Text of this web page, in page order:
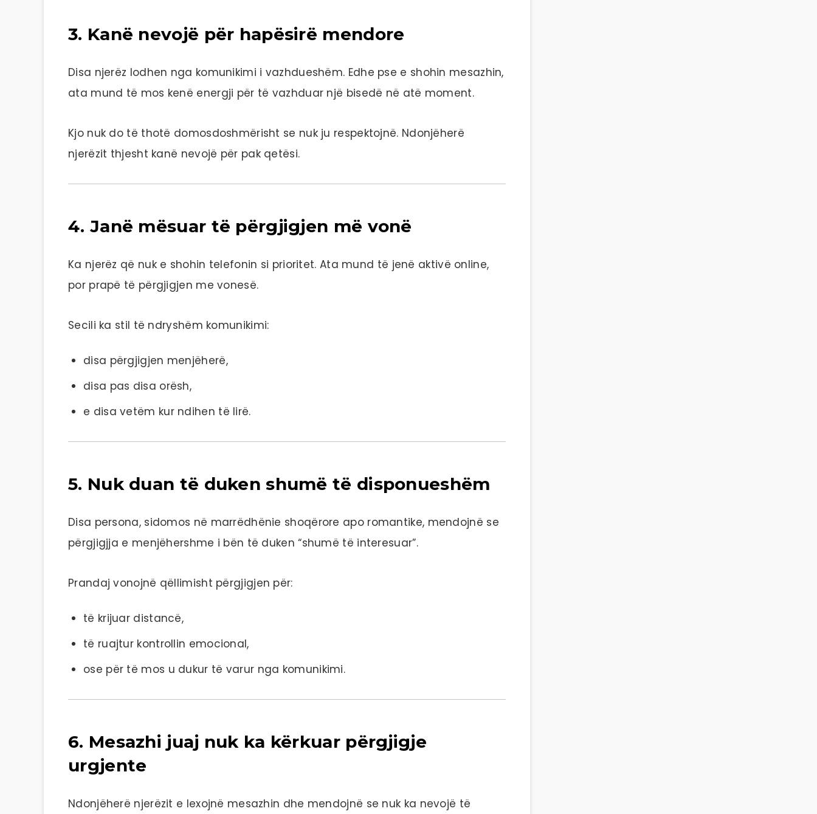
3. Kanë nevojë për hapësirë mendore
Disa njerëz lodhen nga komunikimi i vazhdueshëm. Edhe pse e shohin mesazhin,
ata mund të mos kenë energji për të vazhduar një bisedë në atë moment.
Kjo nuk do të thotë domosdoshmërisht se nuk ju respektojnë. Ndonjëherë
njerëzit thjesht kanë nevojë për pak qetësi.
4. Janë mësuar të përgjigjen më vonë
Ka njerëz që nuk e shohin telefonin si prioritet. Ata mund të jenë aktivë online,
por prapë të përgjigjen me vonesë.
Secili ka stil të ndryshëm komunikimi:
disa përgjigjen menjëherë,
disa pas disa orësh,
e disa vetëm kur ndihen të lirë.
5. Nuk duan të duken shumë të disponueshëm
Disa persona, sidomos në marrëdhënie shoqërore apo romantike, mendojnë se
përgjigjja e menjëhershme i bën të duken “shumë të interesuar”.
Prandaj vonojnë qëllimisht përgjigjen për:
të krijuar distancë,
të ruajtur kontrollin emocional,
ose për të mos u dukur të varur nga komunikimi.
6. Mesazhi juaj nuk ka kërkuar përgjigje
urgjente
Ndonjëherë njerëzit e lexojnë mesazhin dhe mendojnë se nuk ka nevojë të